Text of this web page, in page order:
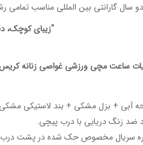
سال گارانتی بین المللی مناسب تمامی
"زیبای کوچک،
ساعت مچی ورزشی غواصی زنانهکریس
آبی + بزل مشکی + بند لاستیکی
ضد زنگ دریایی با درب پیچی.
سریال مخصوص حک شده در پشت